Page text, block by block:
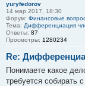
yuryfedorov
14 мар 2017, 18:30
Форум: Финансовые
Тема: Дифференциация
Ответы: 87
Просмотры: 1280234
Re:
Понимаете какое
требуется собирать